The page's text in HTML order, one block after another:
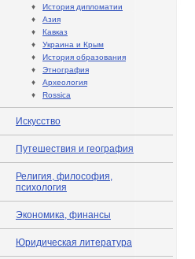
♦ История дипломатии
♦ Азия
♦ Кавказ
♦ Украина и Крым
♦ История образования
♦ Этнография
♦ Археология
♦ Rossica
Искусство
Путешествия и география
Религия, философия,
психология
Экономика, финансы
Юридическая литература